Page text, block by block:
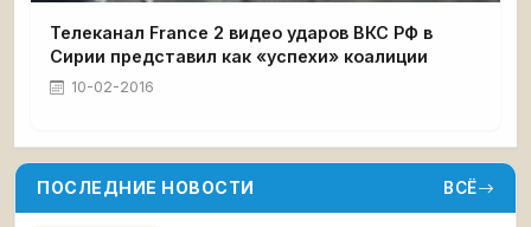
Телеканал France 2 видео ударов ВКС РФ в
Сирии представил как «успехи» коалиции
10-02-2016
ПОСЛЕДНИЕ НОВОСТИ ВСЁ